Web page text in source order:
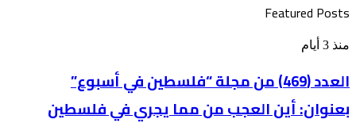
Featured Posts
العدد
من
مجلة
“فلسطين
في
منذ 3 أيام
العدد (469) من مجلة “فلسطين في أسبوع”
بعنوان: أين العجب من مما يجري في فلسطين